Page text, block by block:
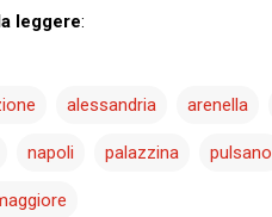
leggere:
alessandria arenella
napoli palazzina pulsano